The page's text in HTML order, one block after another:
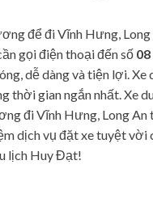
để đi Vĩnh Hưng, Long
gọi điện thoại đến số
dễ dàng và tiện lợi.
thời gian ngắn nhất. Xe
đi Vĩnh Hưng, Long An
dịch vụ đặt xe tuyệt vời
lịch Huy Đạt!